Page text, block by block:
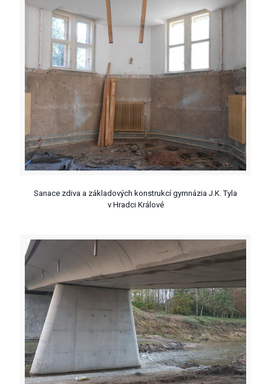
Sanace zdiva a základových konstrukcí gymnázia J.K. Tyla
v Hradci Králové